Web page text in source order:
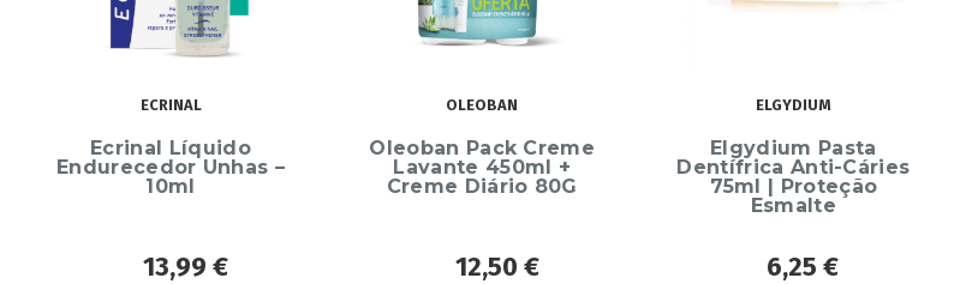
ECRINAL
Ecrinal Líquido
Endurecedor Unhas –
10ml
13,99€
OLEOBAN
Oleoban Pack Creme
Lavante 450ml +
Creme Diário 80G
12,50€
ELGYDIUM
Elgydium Pasta
Dentífrica Anti-Cáries
75ml | Proteção
Esmalte
6,25€